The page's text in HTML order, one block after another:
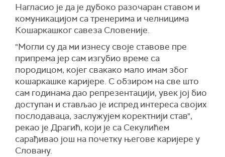
Нагласио је да је дубоко разочаран ставом и
комуникацијом са тренерима и челницима
Кошаркашког савеза Словеније.
"Могли су да ми изнесу своје ставове пре
припрема јер сам изгубио време са
породицом, којег свакако мало имам због
кошаркашке каријере. С обзиром на све што
сам годинама дао репрезентацији, увек јој био
доступан и стављао је испред интереса својих
послодаваца, заслужујем коректнији став",
рекао је Драгић, који је са Секулићем
сарађивао још на почетку његове каријере у
Словану.